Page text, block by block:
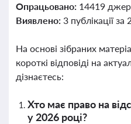
Опрацьовано: 14419
Виявлено: 3 публікації за
На основі зібраних
короткі відповіді на
дізнаєтесь:
Хто має право на
у 2026 році?